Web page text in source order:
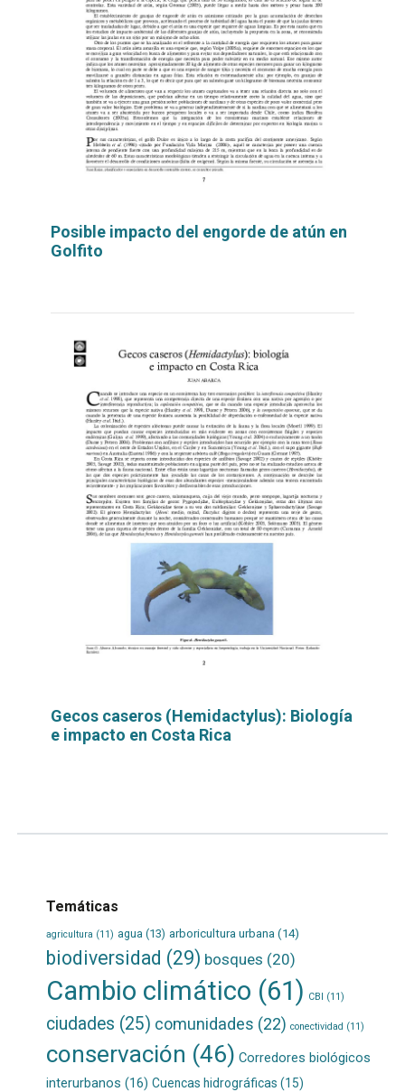
Posible impacto del engorde de atún en
Golfito
Gecos caseros (Hemidactylus): Biología
e impacto en Costa Rica
Temáticas
agricultura (11) agua (13) arboricultura urbana (14)
biodiversidad (29) bosques (20)
Cambio climático (61) CBI (11)
ciudades (25) comunidades (22) conectividad (11)
conservación (46) Corredores biológicos
interurbanos (16) Cuencas hidrográficas (15)